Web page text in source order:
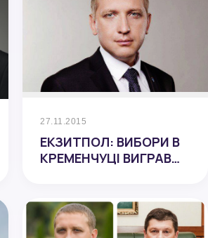
27.11.2015
ЕКЗИТПОЛ: ВИБОРИ В
КРЕМЕНЧУЦІ ВИГРАВ